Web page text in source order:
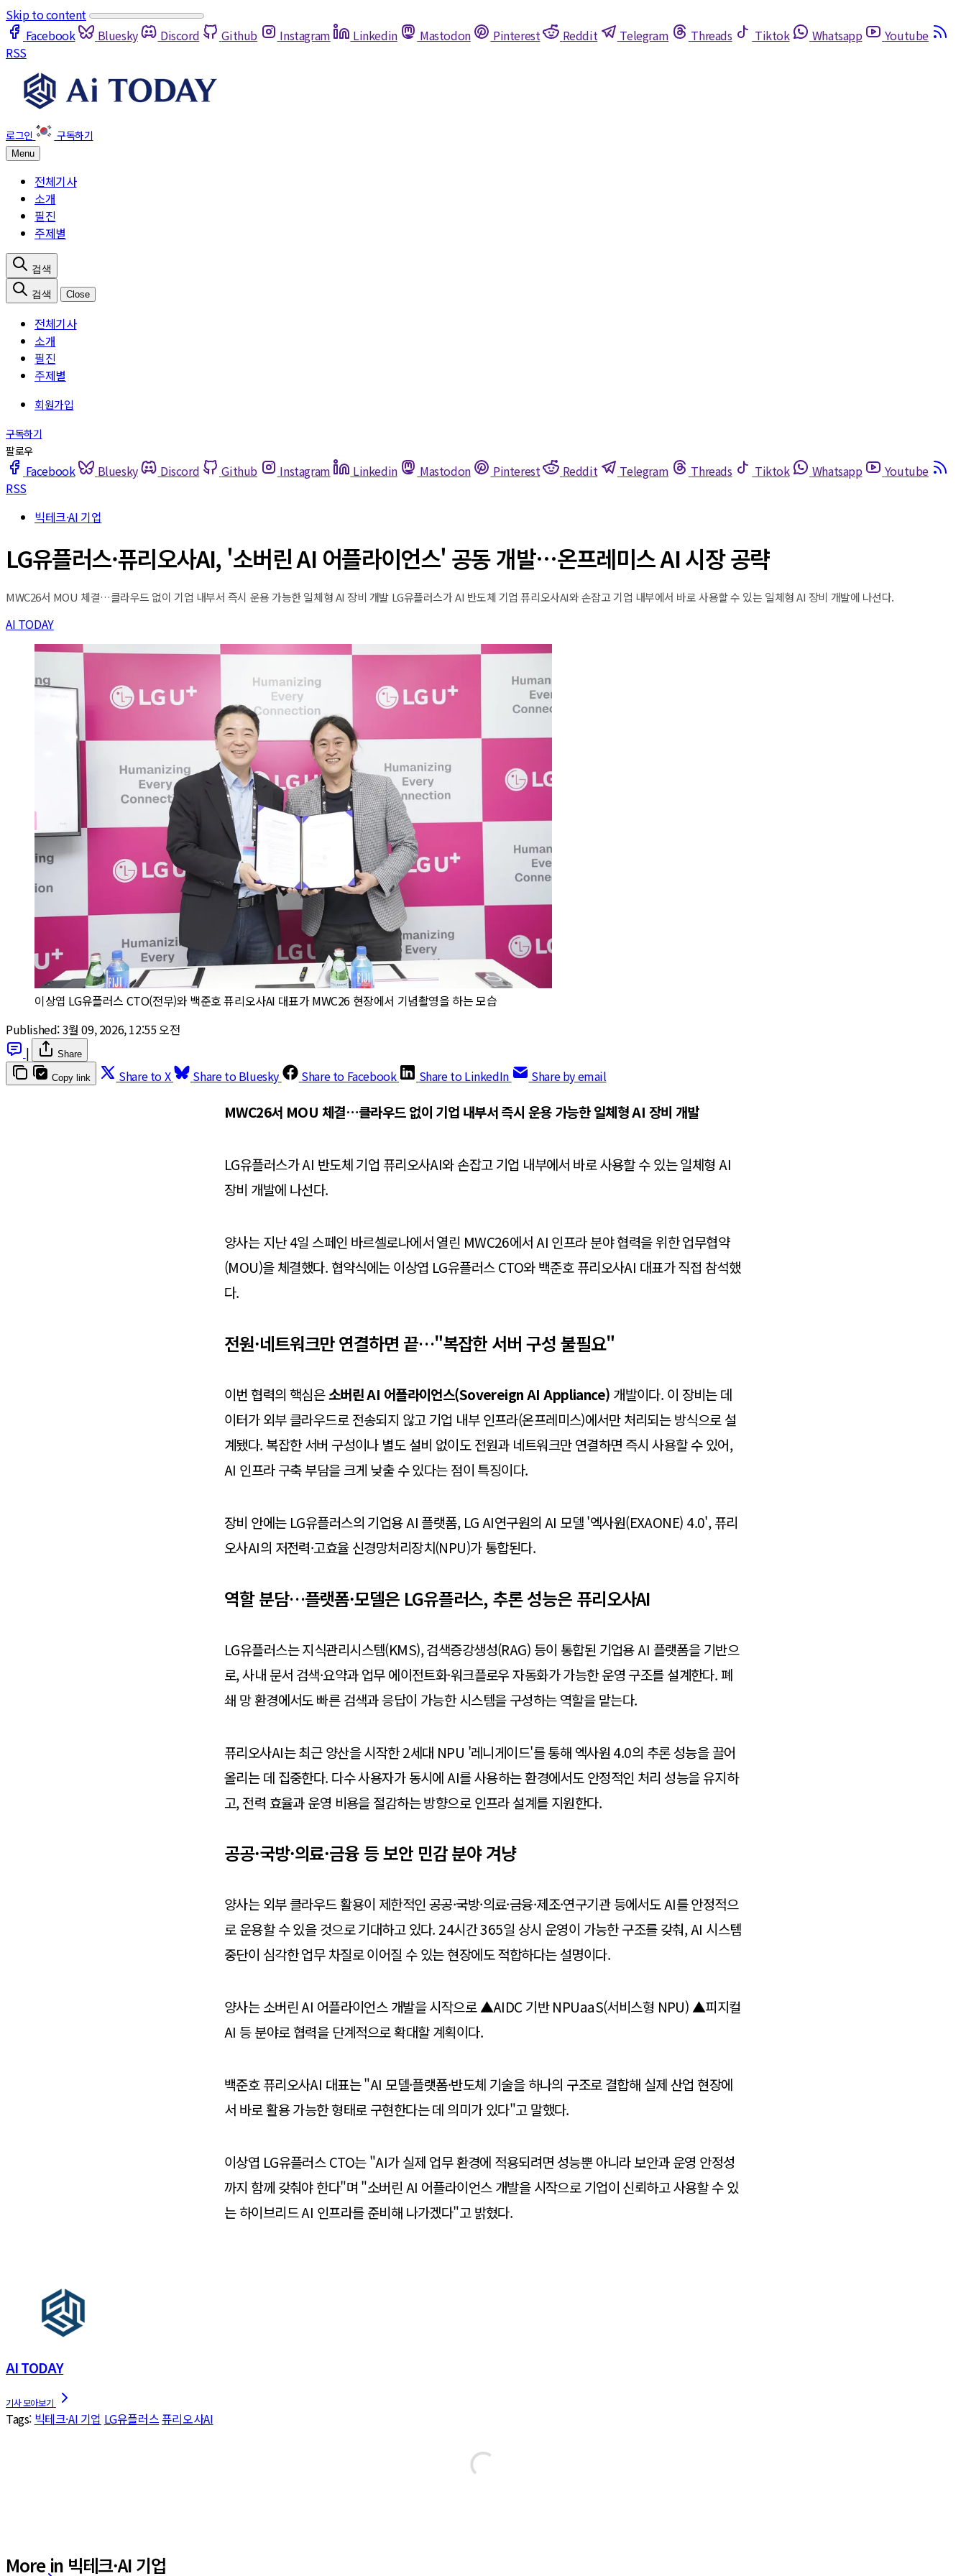
Skip to content
Facebook
Bluesky Discord Github Instagram Linkedin Mastodon Pinterest Reddit Telegram Threads Tiktok Whatsapp
Youtube
RSS
Menu
전체기사
소개
필진
주제별
Close
전체기사
소개
필진
주제별
Facebook Bluesky Discord Github Instagram Linkedin Mastodon Pinterest Reddit Telegram Threads Tiktok Whatsapp
Youtube
RSS
빅테크·AI 기업
LG유플러스·퓨리오사AI, '소버린 AI 어플라이언스' 공동 개발…온프레미스 AI 시장 공략
MWC26서 MOU 체결…클라우드 없이 기업 내부서 즉시 운용 가능한 일체형 AI 장비 개발 LG유플러스가 AI 반도체 기업 퓨리오사AI와 손잡고 기업 내부에서 바로 사용할 수 있는 일체형 AI 장비 개발에 나선다.
AI TODAY
이상엽 LG유플러스 CTO(전무)와 백준호 퓨리오사AI 대표가 MWC26 현장에서 기념촬영을 하는 모습
Published:3월 09, 2026, 12:55 오전
|
Share
Copy link Share to X Share to Bluesky Share to Facebook Share to LinkedIn Share by email
MWC26서 MOU 체결…클라우드 없이 기업 내부서 즉시 운용 가능한 일체형 AI 장비 개발
LG유플러스가 AI 반도체 기업 퓨리오사AI와 손잡고 기업 내부에서 바로 사용할 수 있는 일체형 AI
장비 개발에 나선다.
양사는 지난 4일 스페인 바르셀로나에서 열린 MWC26에서 AI 인프라 분야 협력을 위한 업무협약
(MOU)을 체결했다. 협약식에는 이상엽 LG유플러스 CTO와 백준호 퓨리오사AI 대표가 직접 참석했
다.
전원·네트워크만 연결하면 끝…"복잡한 서버 구성 불필요"
이번 협력의 핵심은소버린 AI 어플라이언스(Sovereign AI Appliance) 개발이다. 이 장비는 데
이터가 외부 클라우드로 전송되지 않고 기업 내부 인프라(온프레미스)에서만 처리되는 방식으로 설
계됐다. 복잡한 서버 구성이나 별도 설비 없이도 전원과 네트워크만 연결하면 즉시 사용할 수 있어,
AI 인프라 구축 부담을 크게 낮출 수 있다는 점이 특징이다.
장비 안에는 LG유플러스의 기업용 AI 플랫폼, LG AI연구원의 AI 모델 '엑사원(EXAONE) 4.0', 퓨리
오사AI의 저전력·고효율 신경망처리장치(NPU)가 통합된다.
역할 분담…플랫폼·모델은 LG유플러스, 추론 성능은 퓨리오사AI
LG유플러스는 지식관리시스템(KMS), 검색증강생성(RAG) 등이 통합된 기업용 AI 플랫폼을 기반으
로, 사내 문서 검색·요약과 업무 에이전트화·워크플로우 자동화가 가능한 운영 구조를 설계한다. 폐
쇄 망 환경에서도 빠른 검색과 응답이 가능한 시스템을 구성하는 역할을 맡는다.
퓨리오사AI는 최근 양산을 시작한 2세대 NPU '레니게이드'를 통해 엑사원 4.0의 추론 성능을 끌어
올리는 데 집중한다. 다수 사용자가 동시에 AI를 사용하는 환경에서도 안정적인 처리 성능을 유지하
고, 전력 효율과 운영 비용을 절감하는 방향으로 인프라 설계를 지원한다.
공공·국방·의료·금융 등 보안 민감 분야 겨냥
양사는 외부 클라우드 활용이 제한적인 공공·국방·의료·금융·제조·연구기관 등에서도 AI를 안정적으
로 운용할 수 있을 것으로 기대하고 있다. 24시간 365일 상시 운영이 가능한 구조를 갖춰, AI 시스템
중단이 심각한 업무 차질로 이어질 수 있는 현장에도 적합하다는 설명이다.
양사는 소버린 AI 어플라이언스 개발을 시작으로 ▲AIDC 기반 NPUaaS(서비스형 NPU) ▲피지컬
AI 등 분야로 협력을 단계적으로 확대할 계획이다.
백준호 퓨리오사AI 대표는 "AI 모델·플랫폼·반도체 기술을 하나의 구조로 결합해 실제 산업 현장에
서 바로 활용 가능한 형태로 구현한다는 데 의미가 있다"고 말했다.
이상엽 LG유플러스 CTO는 "AI가 실제 업무 환경에 적용되려면 성능뿐 아니라 보안과 운영 안정성
까지 함께 갖춰야 한다"며 "소버린 AI 어플라이언스 개발을 시작으로 기업이 신뢰하고 사용할 수 있
는 하이브리드 AI 인프라를 준비해 나가겠다"고 밝혔다.
AI TODAY
Tags: 빅테크·AI 기업 LG유플러스퓨리오사AI
More in 빅테크·AI 기업